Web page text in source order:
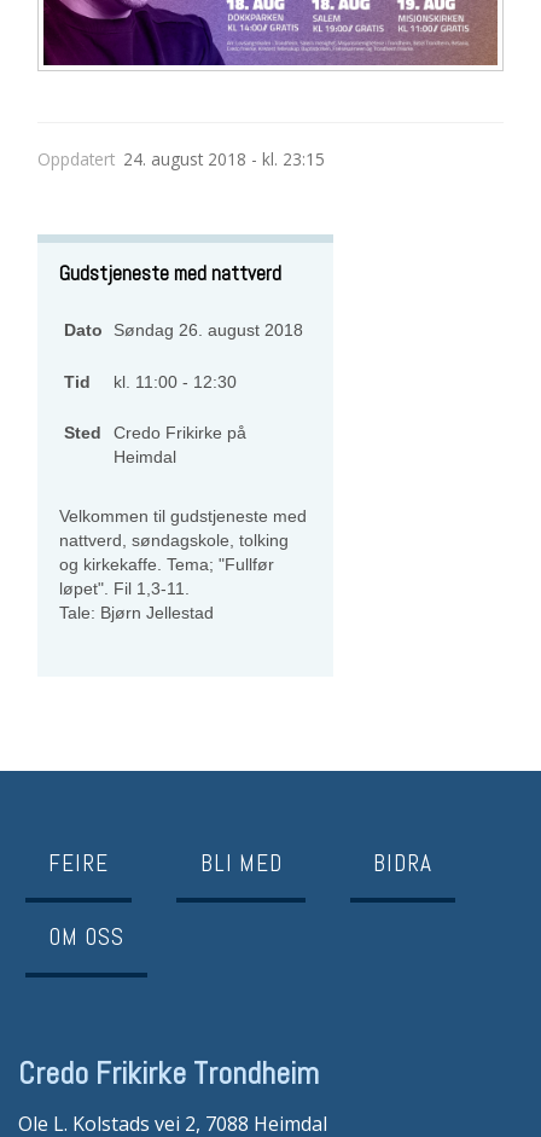
Oppdatert 24. august 2018 - kl. 23:15
Gudstjeneste med nattverd
Dato Søndag 26. august 2018
Tid kl. 11:00 - 12:30
Sted
Credo Frikirke på
Heimdal
Velkommen til gudstjeneste med
nattverd, søndagskole, tolking
og kirkekaffe. Tema; "Fullfør
løpet". Fil 1,3-11.
Tale: Bjørn Jellestad
FEIRE BLI MED BIDRA
OM OSS
Credo Frikirke Trondheim
Ole L. Kolstads vei 2, 7088 Heimdal